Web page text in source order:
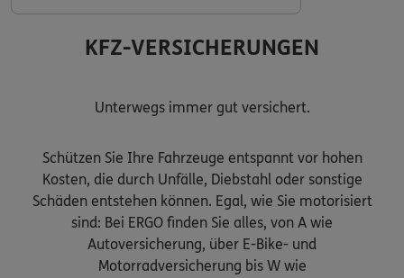
KFZ-VERSICHERUNGEN
Unterwegs immer gut versichert.
Schützen Sie Ihre Fahrzeuge entspannt vor hohen
Kosten, die durch Unfälle, Diebstahl oder sonstige
Schäden entstehen können. Egal, wie Sie motorisiert
sind: Bei ERGO finden Sie alles, von A wie
Autoversicherung, über E-Bike- und
Motorradversicherung bis W wie